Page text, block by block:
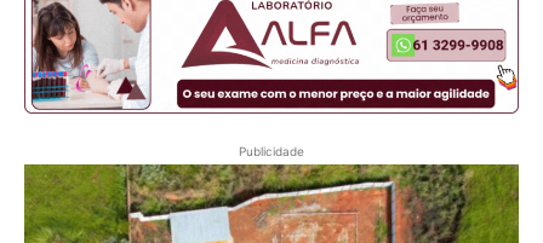
Publicidade